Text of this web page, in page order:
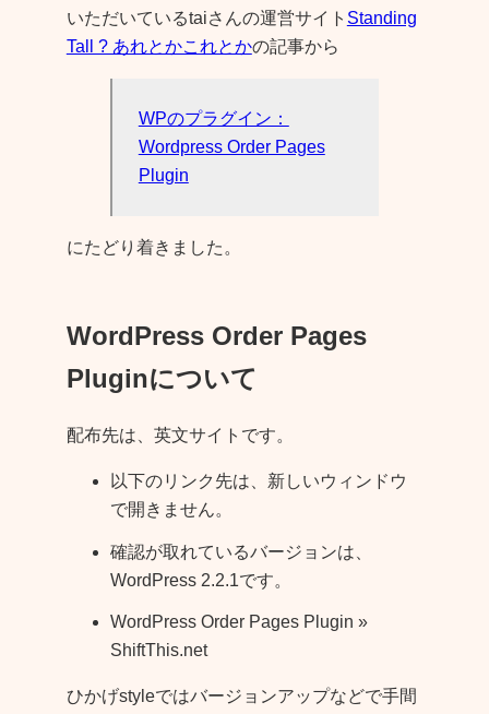
いただいているtaiさんの運営サイト Standing
Tall ? あれとかこれとかの記事から
WPのプラグイン：
Wordpress Order Pages
Plugin
にたどり着きました。
WordPress Order Pages
Pluginについて
配布先は、英文サイトです。
以下のリンク先は、新しいウィンドウ
で開きません。
確認が取れているバージョンは、
WordPress 2.2.1です。
WordPress Order Pages Plugin »
ShiftThis.net
ひかげstyleではバージョンアップなどで手間